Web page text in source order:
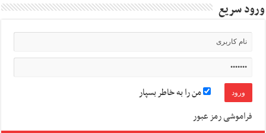
ورود سریع
من را به خاطر بسپار
فراموشی رمز عبور